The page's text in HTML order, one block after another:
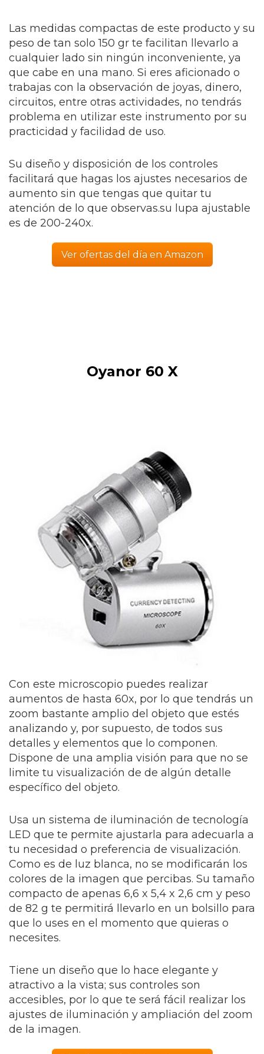
Las medidas compactas de este producto y su
peso de tan solo 150 gr te facilitan llevarlo a
cualquier lado sin ningún inconveniente, ya
que cabe en una mano. Si eres aficionado o
trabajas con la observación de joyas, dinero,
circuitos, entre otras actividades, no tendrás
problema en utilizar este instrumento por su
practicidad y facilidad de uso.
Su diseño y disposición de los controles
facilitará que hagas los ajustes necesarios de
aumento sin que tengas que quitar tu
atención de lo que observas.su lupa ajustable
es de 200-240x.
Ver ofertas del día en Amazon
Oyanor 60 X
Con este microscopio puedes realizar
aumentos de hasta 60x, por lo que tendrás un
zoom bastante amplio del objeto que estés
analizando y, por supuesto, de todos sus
detalles y elementos que lo componen.
Dispone de una amplia visión para que no se
limite tu visualización de de algún detalle
específico del objeto.
Usa un sistema de iluminación de tecnología
LED que te permite ajustarla para adecuarla a
tu necesidad o preferencia de visualización.
Como es de luz blanca, no se modificarán los
colores de la imagen que percibas. Su tamaño
compacto de apenas 6,6 x 5,4 x 2,6 cm y peso
de 82 g te permitirá llevarlo en un bolsillo para
que lo uses en el momento que quieras o
necesites.
Tiene un diseño que lo hace elegante y
atractivo a la vista; sus controles son
accesibles, por lo que te será fácil realizar los
ajustes de iluminación y ampliación del zoom
de la imagen.